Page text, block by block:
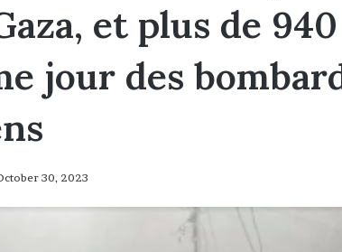
et plus de
jour des
30, 2023